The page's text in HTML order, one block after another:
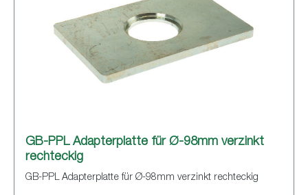
GB-PPL Adapterplatte für Ø-98mm verzinkt
rechteckig
GB-PPL Adapterplatte für Ø-98mm verzinkt rechteckig